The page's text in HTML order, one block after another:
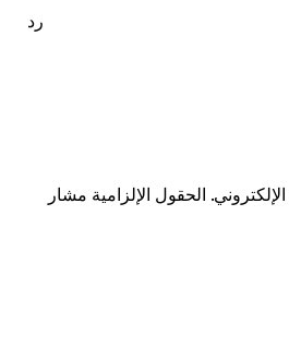
رد
الحقول الإلزامية مشار